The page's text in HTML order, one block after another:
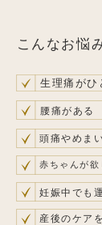
こんなお悩
生理痛がひ
腰痛がある
頭痛やめま
赤ちゃんが
妊娠中でも
産後のケア